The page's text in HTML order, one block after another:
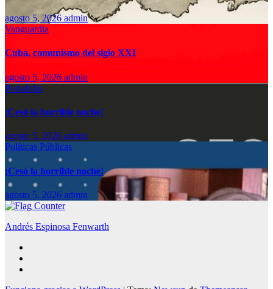
agosto 5, 2026 admin
Vanguardia
Cuba, comunismo del siglo XXI
agosto 5, 2026 admin
Portafolio
¡Cesó la horrible noche!
agosto 5, 2026 admin
Políticas Públicas
¡Cesó la horrible noche!
agosto 5, 2026 admin
Andrés Espinosa Fenwarth